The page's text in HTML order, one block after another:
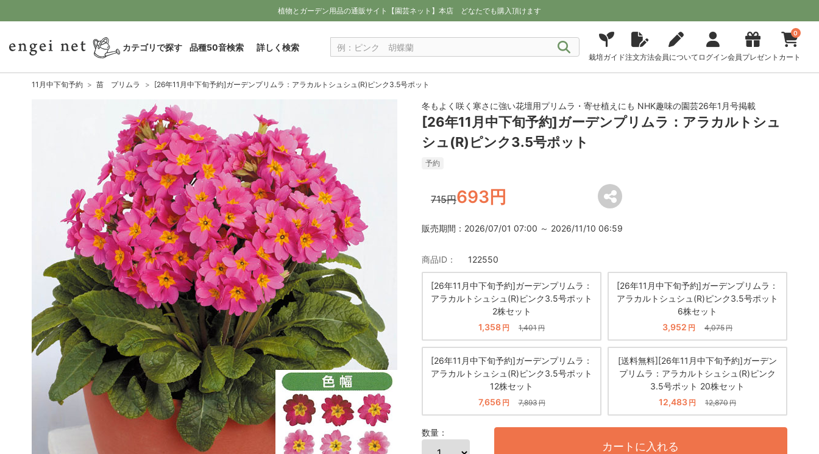
植物とガーデン用品の通販サイト【園芸ネット】本店 どなたでも購入頂けます
カテゴリで探す 品種50音検索 詳しく検索
栽培ガイド注文方法会員について ログイン会員プレゼント
0
カート
11月中下旬予約 苗 プリムラ [26年11月中下旬予約]ガーデンプリムラ：アラカルトシュシュ(R)ピンク3.5号ポット
冬もよく咲く寒さに強い花壇用プリムラ・寄せ植えにも NHK趣味の園芸26年1月号掲載
[26年11月中下旬予約]ガーデンプリムラ：アラカルトシュ
シュ(R)ピンク3.5号ポット
予約
715円693円
販売期間：2026/07/01 07:00 ～ 2026/11/10 06:59
商品ID： 122550
[26年11月中下旬予約]ガーデンプリムラ：
アラカルトシュシュ(R)ピンク3.5号ポット
2株セット
1,358 円 1,401円
[26年11月中下旬予約]ガーデンプリムラ：
アラカルトシュシュ(R)ピンク3.5号ポット
6株セット
3,952 円 4,075円
[26年11月中下旬予約]ガーデンプリムラ：
アラカルトシュシュ(R)ピンク3.5号ポット
12株セット
7,656 円 7,893円
[送料無料][26年11月中下旬予約]ガーデン
プリムラ：アラカルトシュシュ(R)ピンク
3.5号ポット 20株セット
12,483 円 12,870円
数量：
カートに入れる